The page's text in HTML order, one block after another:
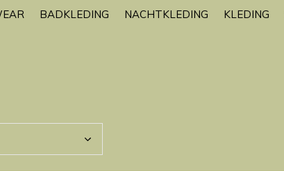
BADKLEDING NACHTKLEDING KLEDING